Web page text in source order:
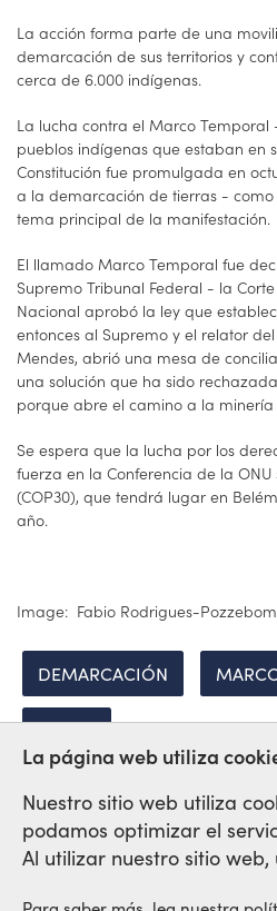
La acción forma parte de una
demarcación de sus territorios y
cerca de 6.000 indígenas.
La lucha contra el Marco Temporal
pueblos indígenas que estaban en
Constitución fue promulgada en
a la demarcación de tierras - como
tema principal de la manifestación.
El llamado Marco Temporal fue
Supremo Tribunal Federal - la
Nacional aprobó la ley que
entonces al Supremo y el relator
Mendes, abrió una mesa de
una solución que ha sido
porque abre el camino a la
Se espera que la lucha por los
fuerza en la Conferencia de la
(COP30), que tendrá lugar en
año.
Image: Fabio Rodrigues-
DEMARCACIÓN
BRASIL
Red Sindical
La página web utiliza
Nuestro sitio web utiliza
podamos optimizar el
Al utilizar nuestro sitio